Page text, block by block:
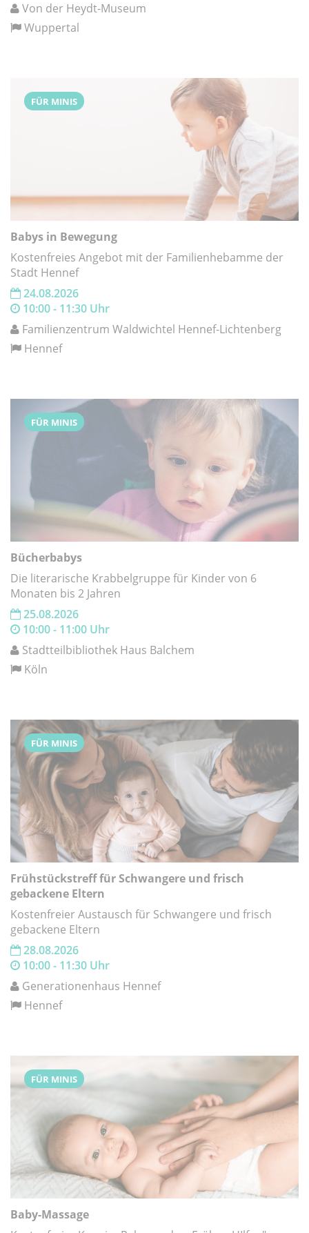
Von der Heydt-Museum
Wuppertal
FÜR MINIS
Babys in Bewegung
Kostenfreies Angebot mit der Familienhebamme der
Stadt Hennef
24.08.2026
10:00 - 11:30 Uhr
Familienzentrum Waldwichtel Hennef-Lichtenberg
Hennef
FÜR MINIS
Bücherbabys
Die literarische Krabbelgruppe für Kinder von 6
Monaten bis 2 Jahren
25.08.2026
10:00 - 11:00 Uhr
Stadtteilbibliothek Haus Balchem
Köln
FÜR MINIS
Frühstückstreff für Schwangere und frisch
gebackene Eltern
Kostenfreier Austausch für Schwangere und frisch
gebackene Eltern
28.08.2026
10:00 - 11:30 Uhr
Generationenhaus Hennef
Hennef
FÜR MINIS
Baby-Massage